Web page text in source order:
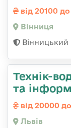
від 20100
Вінниця
Технік-
та
від 20000
Львів